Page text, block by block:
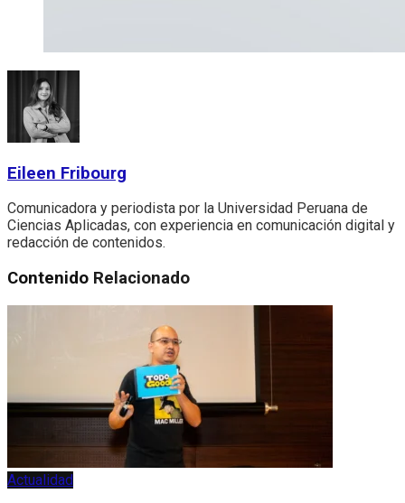
Eileen Fribourg
Comunicadora y periodista por la Universidad Peruana de
Ciencias Aplicadas, con experiencia en comunicación digital y
redacción de contenidos.
Contenido Relacionado
Actualidad